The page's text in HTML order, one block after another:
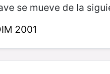
se mueve de la
2001